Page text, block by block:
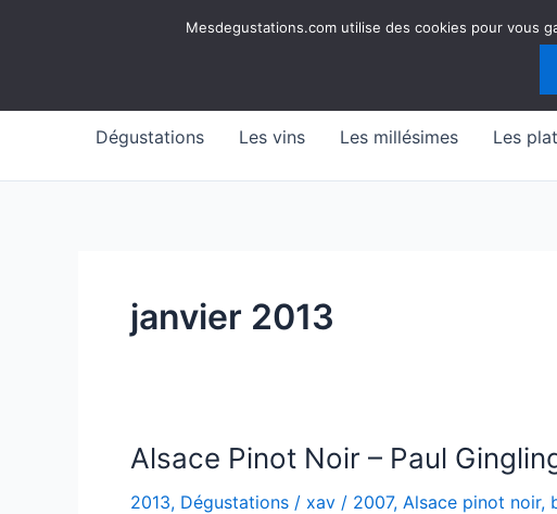
Mesdegustations
Dégustations Les vins Les millésimes Les
janvier 2013
Alsace Pinot Noir – Paul
2013, Dégustations / xav / 2007, Alsace pinot noir,
Mesdegustations.com utilise des cookies pour vous